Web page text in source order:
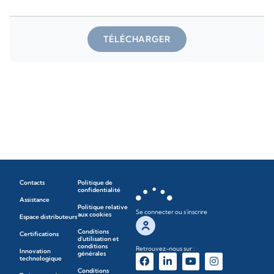
TÉLÉCHARGER
Contacts
Assistance
Espace distributeurs
Certifications
Innovation
technologique
Politique de
confidentialité
Politique relative
aux cookies
Conditions
d'utilisation et
conditions
générales
Conditions
Se connecter ou s'inscrire
Retrouvez-nous sur :